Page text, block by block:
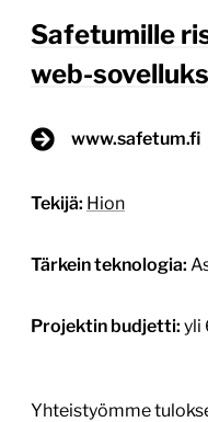
Safetumille
web-
www.safetum.fi
Tekijä: Hion
Tärkein teknologia:
Projektin budjetti: yli
Yhteistyömme